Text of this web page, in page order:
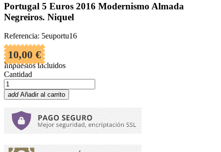
Portugal 5 Euros 2016 Modernismo Almada
Negreiros. Niquel
Referencia: 5euportu16
10,00 €
Impuestos incluidos
Cantidad
add Añadir al carrito